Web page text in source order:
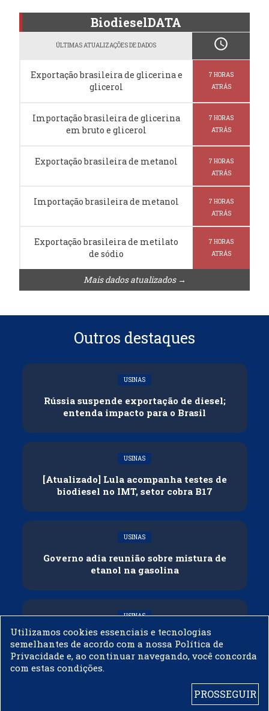
BiodieselDATA
ÚLTIMAS ATUALIZAÇÕES DE DADOS schedule
Exportação brasileira de glicerina e
glicerol
7 HORAS
ATRÁS
Importação brasileira de glicerina
em bruto e glicerol
7 HORAS
ATRÁS
Exportação brasileira de metanol
7 HORAS
ATRÁS
Importação brasileira de metanol
7 HORAS
ATRÁS
Exportação brasileira de metilato
de sódio
7 HORAS
ATRÁS
Mais dados atualizados →
Outros destaques
USINAS
Rússia suspende exportação de diesel;
entenda impacto para o Brasil
USINAS
[Atualizado] Lula acompanha testes de
biodiesel no IMT, setor cobra B17
USINAS
Governo adia reunião sobre mistura de
etanol na gasolina
USINAS
CNPE veda importação de biodiesel
Utilizamos cookies essenciais e tecnologias
semelhantes de acordo com a nossa Política de
Privacidade e, ao continuar navegando, você concorda
com estas condições.
PROSSEGUIR